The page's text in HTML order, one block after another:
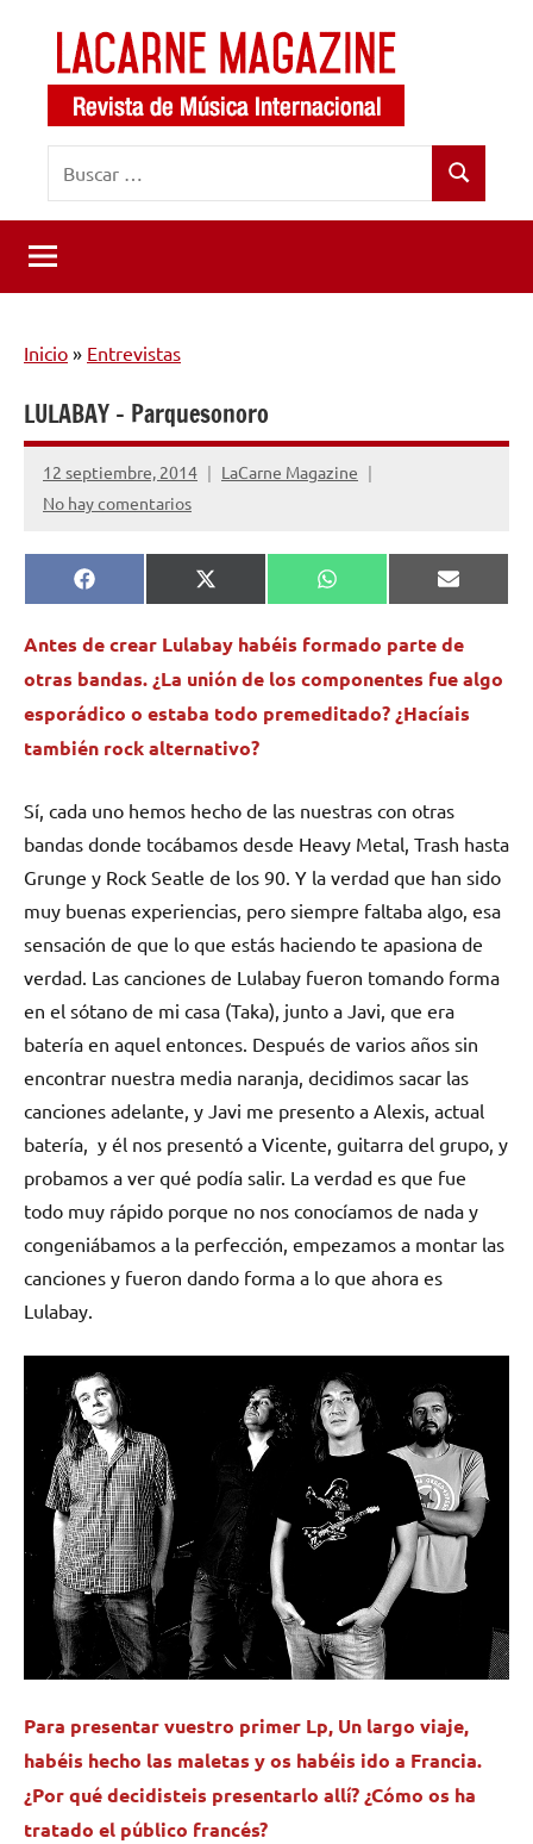
contenido
LaCarne
Magazine
de
música
internacional
Buscar
Inicio » Entrevistas
LULABAY – Parquesonoro
12 septiembre, 2014
LaCarne Magazine
No hay comentarios
Compartir
en
Facebook
Compartir
en
X
(Twitter)
Compartir
en
WhatsApp
en
Email
Antes de crear Lulabay habéis formado parte de
otras bandas. ¿La unión de los componentes fue algo
esporádico o estaba todo premeditado? ¿Hacíais
también rock alternativo?
Sí, cada uno hemos hecho de las nuestras con otras
bandas donde tocábamos desde Heavy Metal, Trash hasta
Grunge y Rock Seatle de los 90. Y la verdad que han sido
muy buenas experiencias, pero siempre faltaba algo, esa
sensación de que lo que estás haciendo te apasiona de
verdad. Las canciones de Lulabay fueron tomando forma
en el sótano de mi casa (Taka), junto a Javi, que era
batería en aquel entonces. Después de varios años sin
encontrar nuestra media naranja, decidimos sacar las
canciones adelante, y Javi me presento a Alexis, actual
batería, y él nos presentó a Vicente, guitarra del grupo, y
probamos a ver qué podía salir. La verdad es que fue
todo muy rápido porque no nos conocíamos de nada y
congeniábamos a la perfección, empezamos a montar las
canciones y fueron dando forma a lo que ahora es
Lulabay.
Para presentar vuestro primer Lp, Un largo viaje,
habéis hecho las maletas y os habéis ido a Francia.
¿Por qué decidisteis presentarlo allí? ¿Cómo os ha
tratado el público francés?